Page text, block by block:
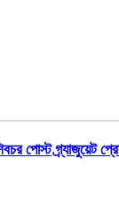
পোস্ট গ্র্যাজুয়েট